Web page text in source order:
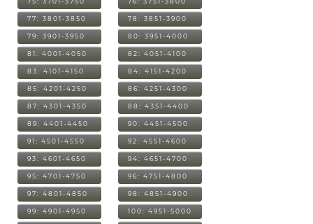
77: 3801-3850 78: 3851-3900
79: 3901-3950 80: 3951-4000
81: 4001-4050 82: 4051-4100
83: 4101-4150 84: 4151-4200
85: 4201-4250 86: 4251-4300
87: 4301-4350 88: 4351-4400
89: 4401-4450 90: 4451-4500
91: 4501-4550 92: 4551-4600
93: 4601-4650 94: 4651-4700
95: 4701-4750 96: 4751-4800
97: 4801-4850 98: 4851-4900
99: 4901-4950 100: 4951-5000